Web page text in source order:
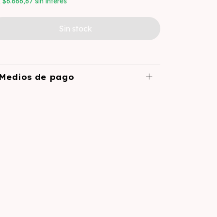
de pago